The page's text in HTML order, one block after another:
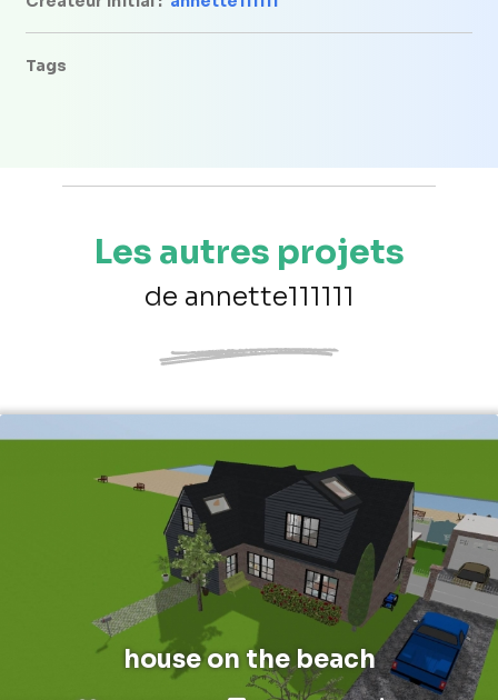
Tags
Les autres projets
de annette111111
house on the beach